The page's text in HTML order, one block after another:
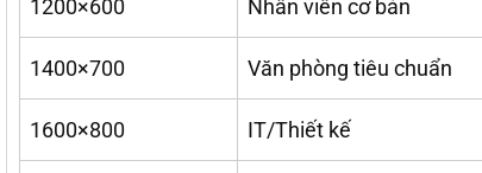
1200×600 Nhân viên cơ bản
1400×700 Văn phòng tiêu chuẩn
1600×800 IT/Thiết kế